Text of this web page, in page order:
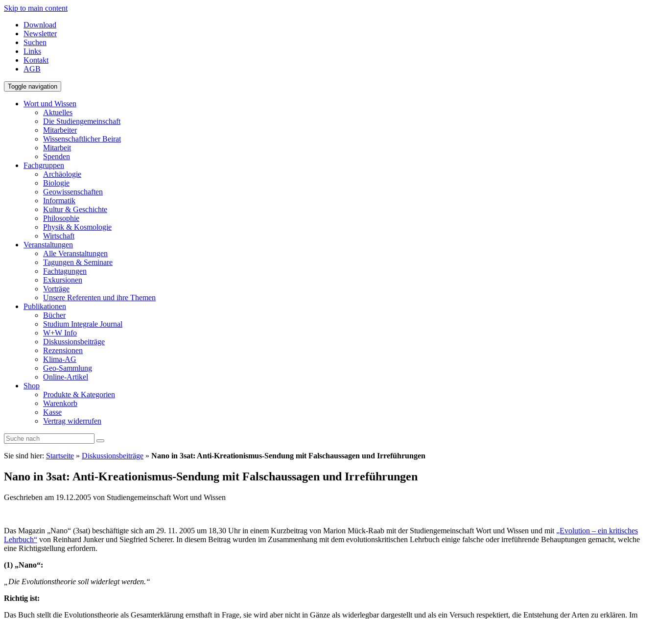
Skip to main content
Download
Newsletter
Suchen
Links
Kontakt
AGB
Toggle navigation
Wort und Wissen
Aktuelles
Die Studiengemeinschaft
Mitarbeiter
Wissenschaftlicher Beirat
Mitarbeit
Spenden
Fachgruppen
Archäologie
Biologie
Geowissenschaften
Informatik
Kultur & Geschichte
Philosophie
Physik & Kosmologie
Wirtschaft
Veranstaltungen
Alle Veranstaltungen
Tagungen & Seminare
Fachtagungen
Exkursionen
Vorträge
Unsere Referenten und ihre Themen
Publikationen
Bücher
Studium Integrale Journal
W+W Info
Diskussionsbeiträge
Rezensionen
Klima-AG
Geo-Sammlung
Online-Artikel
Shop
Produkte & Kategorien
Warenkorb
Kasse
Vertrag widerrufen
Sie sind hier: Startseite » Diskussionsbeiträge » Nano in 3sat: Anti-Kreationismus-Sendung mit Falschaussagen und Irreführungen
Nano in 3sat: Anti-Kreationismus-Sendung mit Falschaussagen und Irreführungen
Geschrieben am 19.12.2005 von Studiengemeinschaft Wort und Wissen
Das Magazin „Nano“ (3sat) beschäftigte sich am 29. 11. 2005 um 18,30 Uhr in einem Kurzbeitrag von Marion Mück-Raab mit der Studiengemeinschaft Wort und Wissen und mit „Evolution – ein kritisches
Lehrbuch“ von Reinhard Junker und Siegfried Scherer. In diesem Beitrag wurden im Zusammenhang mit dem evolutionskritischen Lehrbuch einige falsche oder irreführende Behauptungen gemacht, welche
eine Richtigstellung erfordern.
(1) „Nano“:
„Die Evolutionstheorie soll widerlegt werden.“
Richtig ist:
Das Buch stellt die Evolutionstheorie als Gesamterklärung ernsthaft in Frage, sie wird aber nicht in Gänze als widerlegbar dargestellt und als ein Versuch respektiert, die Entstehung der Arten zu erklären. Im